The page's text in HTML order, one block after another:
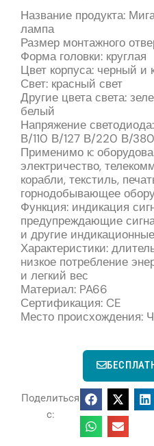
Название продукта:
лампа
Размер монтажного
Форма головки: круглая
Цвет корпуса: черный и
Свет: красный свет
Другие цвета света:
белый
Напряжение
В/110 В/127 В/220 В/
Применимо к:
электричество,
корабли, текстиль,
горнодобывающее
Функция: индикация
предупреждающие
и другие
Характеристики:
низкое потребление
и легкий вес
Материал: PA66
Сертификация: CE
Место происхождения:
Поделиться
с: